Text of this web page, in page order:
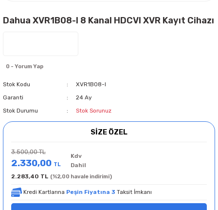
Dahua XVR1B08-I 8 Kanal HDCVI XVR Kayıt Cihazı
0 - Yorum Yap
Stok Kodu
XVR1B08-I
Garanti
24 Ay
Stok Durumu
Stok Sorunuz
SİZE ÖZEL
3.500,00 TL
2.330,00 TL
Kdv
Dahil
2.283,40 TL (%2,00 havale indirimi)
Kredi Kartlarına Peşin Fiyatına 3 Taksit İmkanı